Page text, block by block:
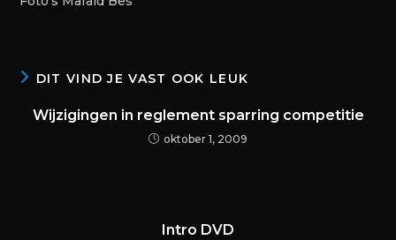
DIT VIND JE VAST OOK LEUK
Wijzigingen in reglement sparring competitie
oktober 1, 2009
Intro DVD